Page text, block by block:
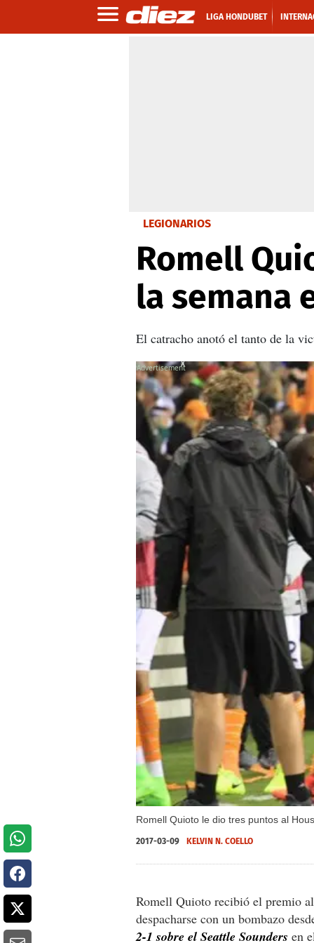
LIGA HONDUBET
LEGIONARIOS
Romell
la semana
El catracho anotó el tanto de la
Romell Quioto le dio tres puntos al
X
2017-03-09 KELVIN N. COELLO
Romell Quioto recibió el premio
despacharse con un bombazo
2-1 sobre el Seattle Sounders en